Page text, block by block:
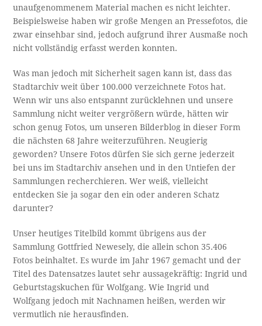
unaufgenommenem Material machen es nicht leichter.
Beispielsweise haben wir große Mengen an Pressefotos, die
zwar einsehbar sind, jedoch aufgrund ihrer Ausmaße noch
nicht vollständig erfasst werden konnten.
Was man jedoch mit Sicherheit sagen kann ist, dass das
Stadtarchiv weit über 100.000 verzeichnete Fotos hat.
Wenn wir uns also entspannt zurücklehnen und unsere
Sammlung nicht weiter vergrößern würde, hätten wir
schon genug Fotos, um unseren Bilderblog in dieser Form
die nächsten 68 Jahre weiterzuführen. Neugierig
geworden? Unsere Fotos dürfen Sie sich gerne jederzeit
bei uns im Stadtarchiv ansehen und in den Untiefen der
Sammlungen recherchieren. Wer weiß, vielleicht
entdecken Sie ja sogar den ein oder anderen Schatz
darunter?
Unser heutiges Titelbild kommt übrigens aus der
Sammlung Gottfried Newesely, die allein schon 35.406
Fotos beinhaltet. Es wurde im Jahr 1967 gemacht und der
Titel des Datensatzes lautet sehr aussagekräftig: Ingrid und
Geburtstagskuchen für Wolfgang. Wie Ingrid und
Wolfgang jedoch mit Nachnamen heißen, werden wir
vermutlich nie herausfinden.